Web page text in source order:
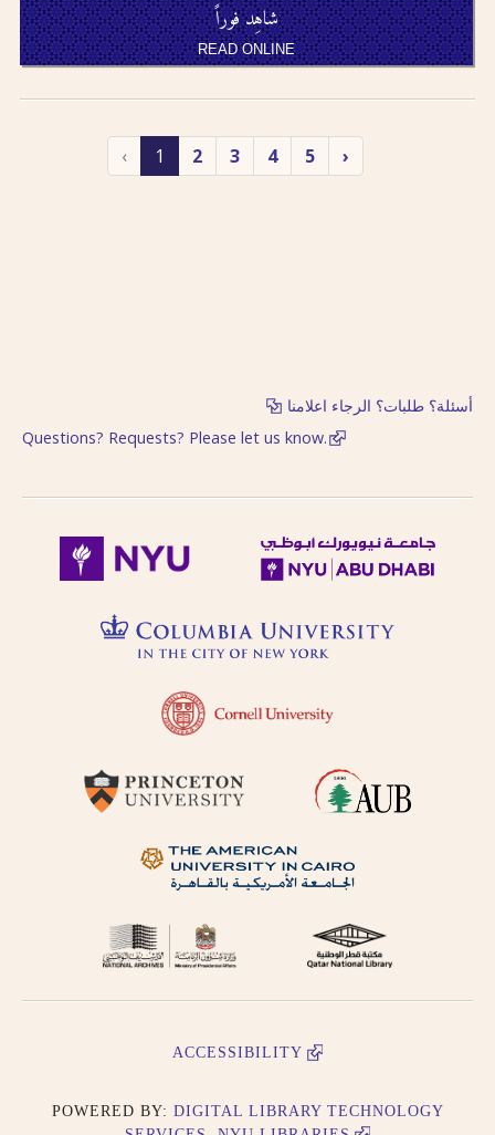
شاهِد فوراً
READ ONLINE
‹ 1 2 3 4 5 ›
أسئلة؟ طلبات؟ الرجاء اعلامنا
Questions? Requests? Please let us know.
ACCESSIBILITY
POWERED BY: DIGITAL LIBRARY TECHNOLOGY